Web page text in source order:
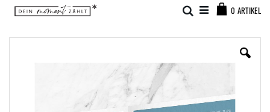
Inhalt
springen
0 ARTIKEL
Suche